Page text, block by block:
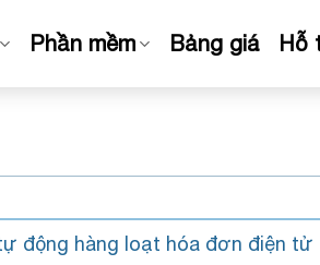
Phần mềm Bảng giá Hỗ
động hàng loạt hóa đơn điện tử